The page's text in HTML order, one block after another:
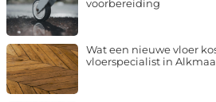
Wat een nieuwe vloer
vloerspecialist in